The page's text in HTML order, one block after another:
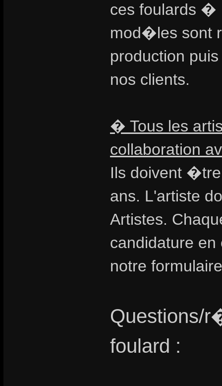
ces foulards �
mod�les sont
production
nos clients.
� Tous les
collaboration
Ils doivent
ans. L'artiste
Artistes.
candidature
notre
Questions/
foulard :